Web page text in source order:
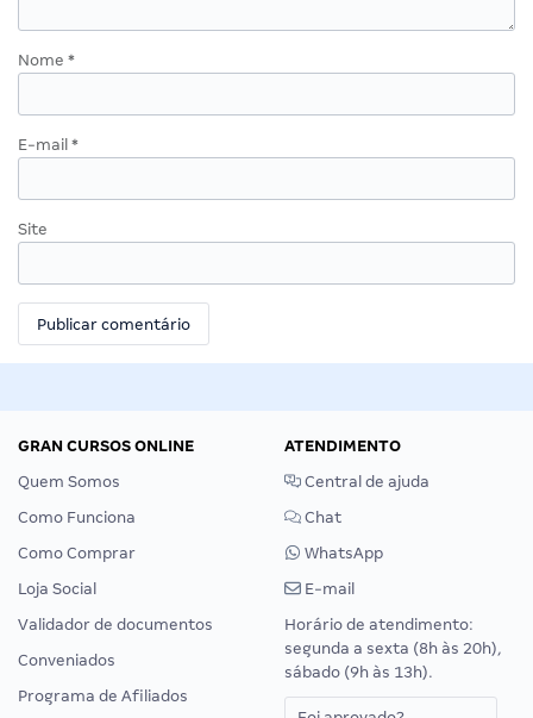
Nome *
E-mail *
Site
GRAN CURSOS ONLINE
Quem Somos
Como Funciona
Como Comprar
Loja Social
Validador de documentos
Conveniados
Programa de Afiliados
ATENDIMENTO
Central de ajuda
Chat
WhatsApp
E-mail
Horário de atendimento:
segunda a sexta (8h às 20h),
sábado (9h às 13h).